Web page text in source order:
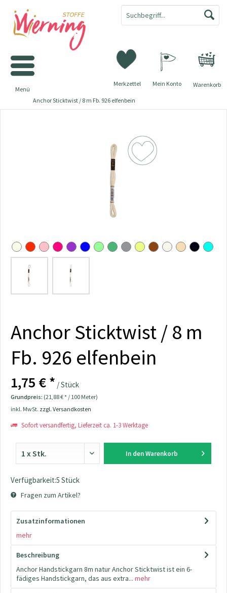
Warenkorb
Merkzettel Mein Konto
Menü
Anchor Sticktwist / 8 m Fb. 926 elfenbein
Anchor Sticktwist / 8 m
Fb. 926 elfenbein
1,75 € * / Stück
Grundpreis: (21,88 € * / 100 Meter)
inkl. MwSt. zzgl. Versandkosten
Sofort versandfertig, Lieferzeit ca. 1-3 Werktage
In den Warenkorb
Verfügbarkeit:5 Stück
Fragen zum Artikel?
Zusatzinformationen
mehr
Beschreibung
Anchor Handstickgarn 8m natur Anchor Sticktwist ist ein 6-
fädiges Handstickgarn, das aus extra... mehr